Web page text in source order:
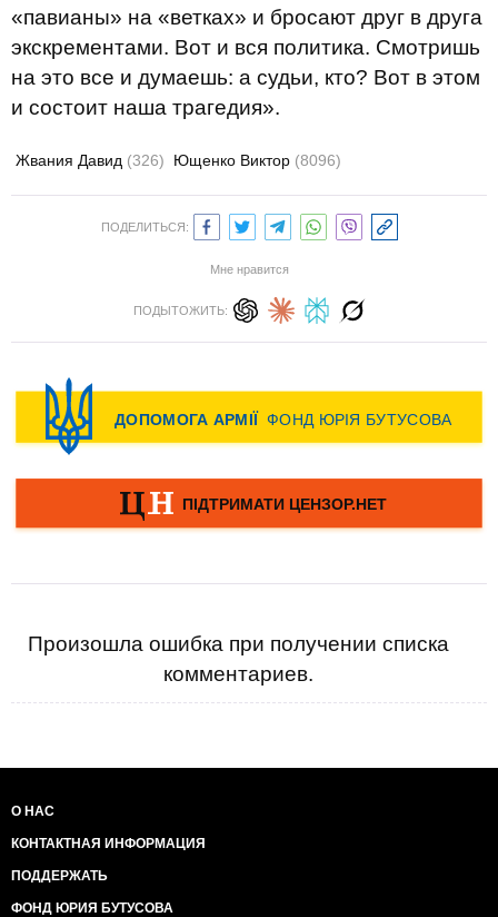
«павианы» на «ветках» и бросают друг в друга
экскрементами. Вот и вся политика. Смотришь
на это все и думаешь: а судьи, кто? Вот в этом
и состоит наша трагедия».
Жвания Давид (326) Ющенко Виктор (8096)
ПОДЕЛИТЬСЯ:
Мне нравится
ПОДЫТОЖИТЬ:
Произошла ошибка при получении списка
комментариев.
О НАС
КОНТАКТНАЯ ИНФОРМАЦИЯ
ПОДДЕРЖАТЬ
ФОНД ЮРИЯ БУТУСОВА